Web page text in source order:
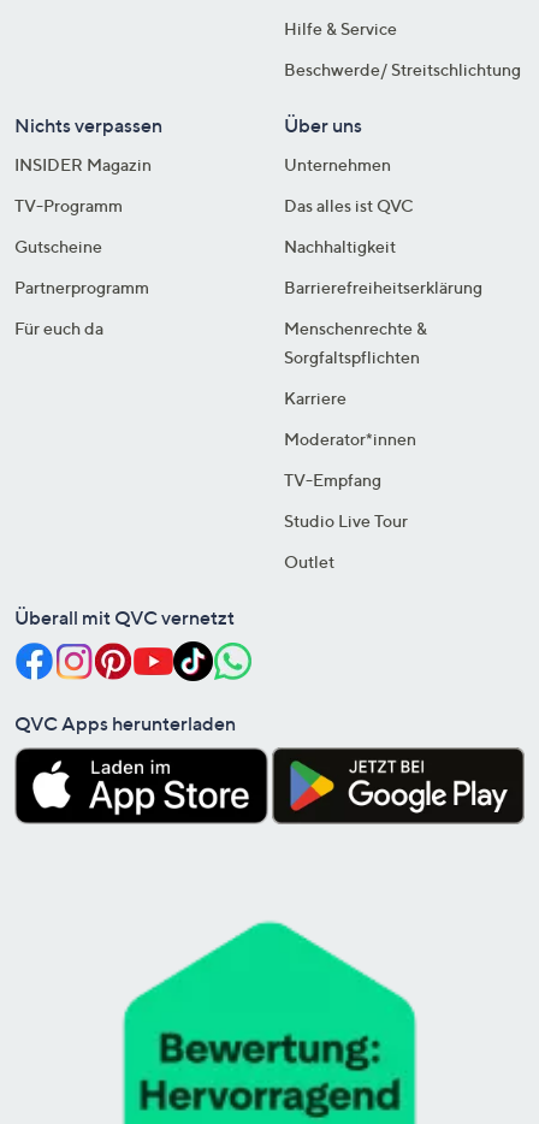
Hilfe & Service
Beschwerde/ Streitschlichtung
Nichts verpassen
INSIDER Magazin
TV-Programm
Gutscheine
Partnerprogramm
Für euch da
Über uns
Unternehmen
Das alles ist QVC
Nachhaltigkeit
Barrierefreiheitserklärung
Menschenrechte &
Sorgfaltspflichten
Karriere
Moderator*innen
TV-Empfang
Studio Live Tour
Outlet
Überall mit QVC vernetzt
QVC Apps herunterladen